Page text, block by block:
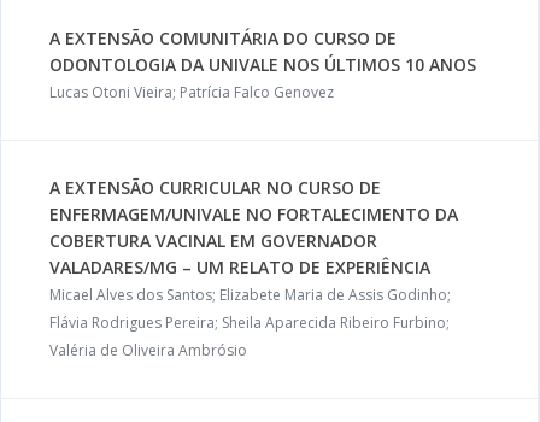
A EXTENSÃO COMUNITÁRIA DO CURSO DE
ODONTOLOGIA DA UNIVALE NOS ÚLTIMOS 10 ANOS
Lucas Otoni Vieira; Patrícia Falco Genovez
A EXTENSÃO CURRICULAR NO CURSO DE
ENFERMAGEM/UNIVALE NO FORTALECIMENTO DA
COBERTURA VACINAL EM GOVERNADOR
VALADARES/MG – UM RELATO DE EXPERIÊNCIA
Micael Alves dos Santos; Elizabete Maria de Assis Godinho;
Flávia Rodrigues Pereira; Sheila Aparecida Ribeiro Furbino;
Valéria de Oliveira Ambrósio